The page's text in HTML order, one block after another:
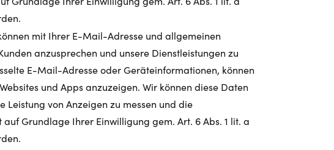
mit Ihrer E-Mail-Adresse und allgemeinen
anzusprechen und unsere Dienstleistungen zu
E-Mail-Adresse oder Geräteinformationen, können
und Apps anzuzeigen. Wir können diese Daten
von Anzeigen zu messen und die
Grundlage Ihrer Einwilligung gem. Art. 6 Abs. 1 lit. a